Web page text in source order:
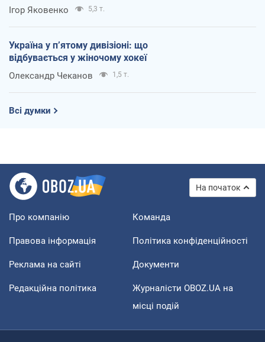
Ігор Яковенко 5,3 т.
Україна у п’ятому дивізіоні: що
відбувається у жіночому хокеї
Олександр Чеканов 1,5 т.
Всі думки
На початок
Про компанію Команда
Правова інформація Політика конфіденційності
Реклама на сайті Документи
Редакційна політика
Журналісти OBOZ.UA на
місці подій